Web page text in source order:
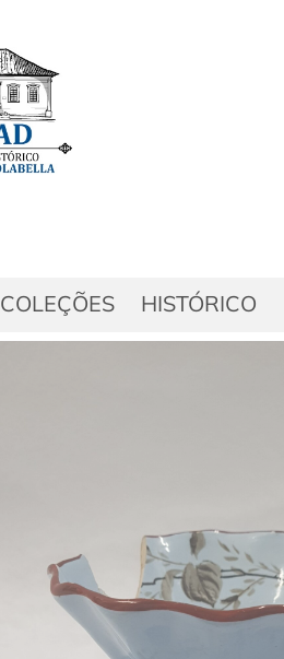
COLEÇÕES HISTÓRICO